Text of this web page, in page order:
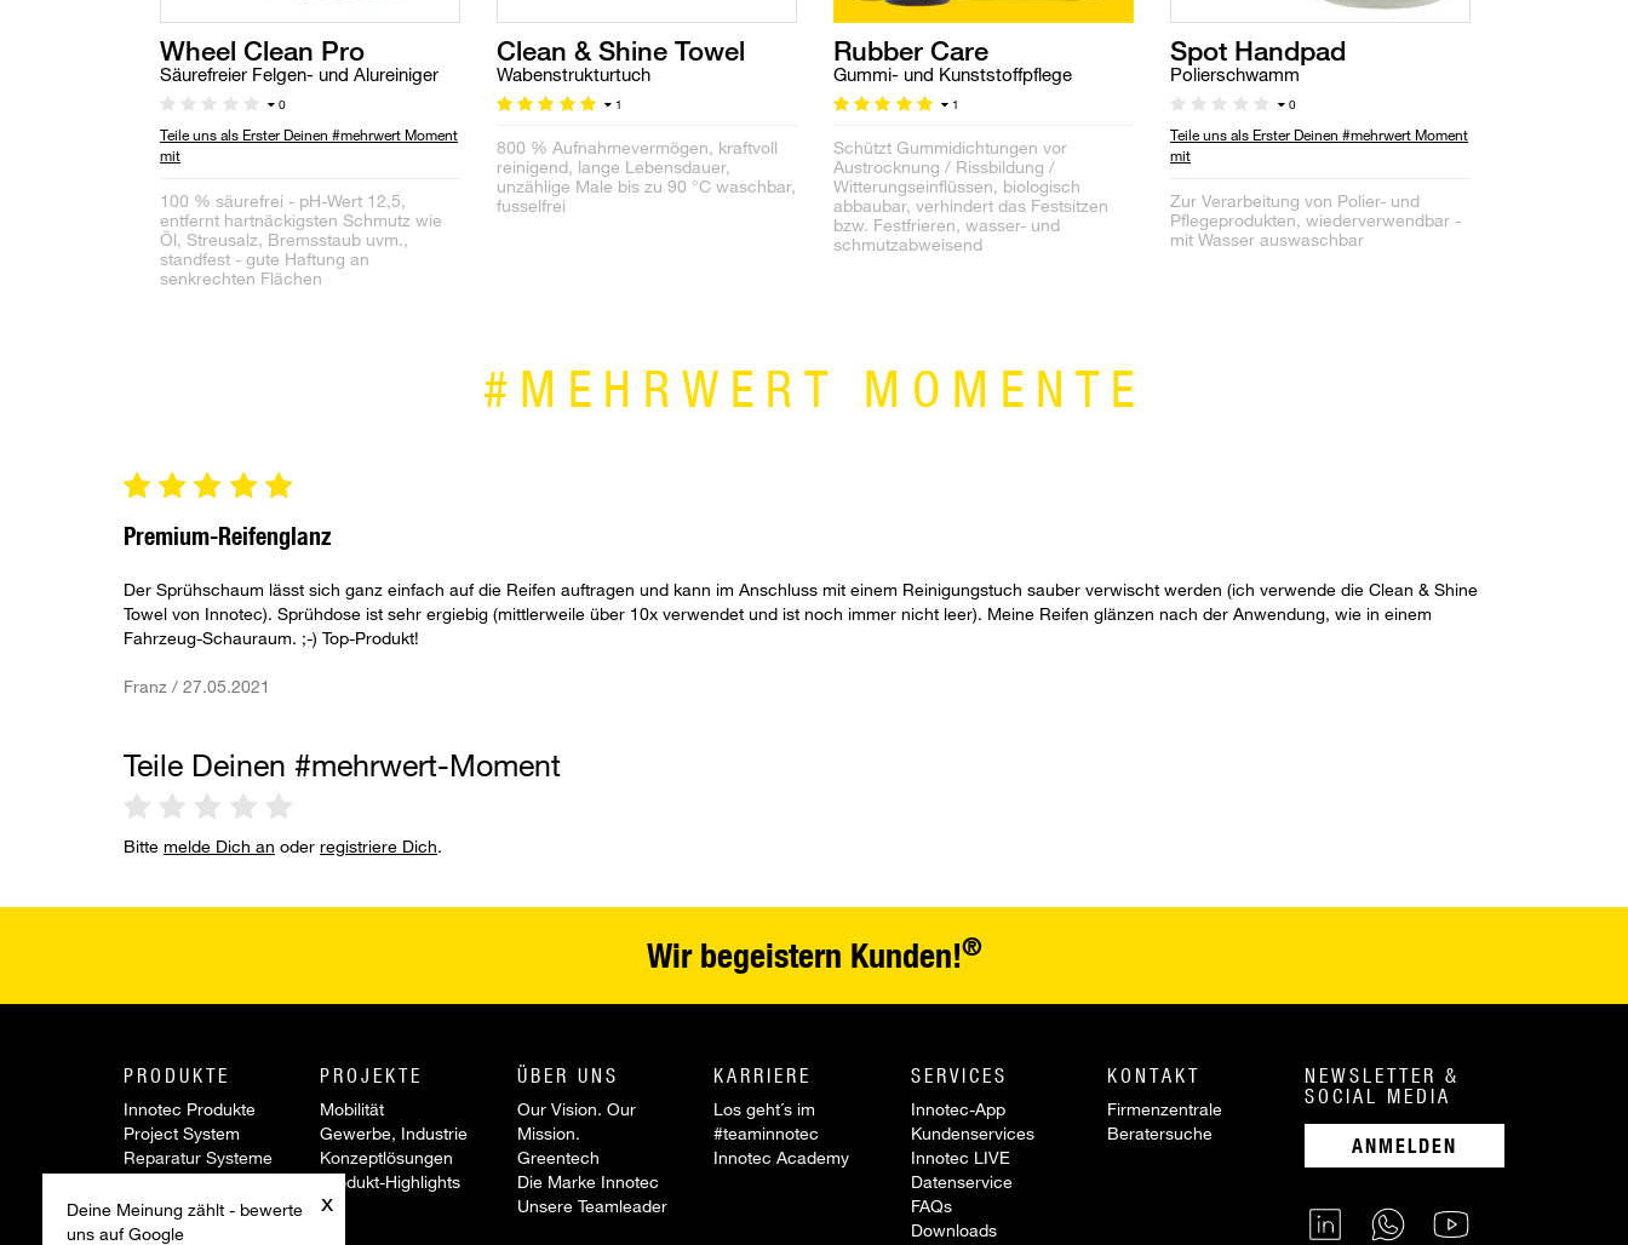
x
Deine Meinung zählt - bewerte
uns auf Google
Wheel Clean Pro
Säurefreier Felgen- und Alureiniger
0
Teile uns als Erster Deinen #mehrwert Moment
mit
100 % säurefrei - pH-Wert 12,5,
entfernt hartnäckigsten Schmutz wie
Öl, Streusalz, Bremsstaub uvm.,
standfest - gute Haftung an
senkrechten Flächen
Clean & Shine Towel
Wabenstrukturtuch
1
800 % Aufnahmevermögen, kraftvoll
reinigend, lange Lebensdauer,
unzählige Male bis zu 90 °C waschbar,
fusselfrei
Rubber Care
Gummi- und Kunststoffpflege
1
Schützt Gummidichtungen vor
Austrocknung / Rissbildung /
Witterungseinflüssen, biologisch
abbaubar, verhindert das Festsitzen
bzw. Festfrieren, wasser- und
schmutzabweisend
Spot Handpad
Polierschwamm
0
Teile uns als Erster Deinen #mehrwert Moment
mit
Zur Verarbeitung von Polier- und
Pflegeprodukten, wiederverwendbar -
mit Wasser auswaschbar
#MEHRWERT MOMENTE
Premium-Reifenglanz
Der Sprühschaum lässt sich ganz einfach auf die Reifen auftragen und kann im Anschluss mit einem Reinigungstuch sauber verwischt werden (ich verwende die Clean & Shine
Towel von Innotec). Sprühdose ist sehr ergiebig (mittlerweile über 10x verwendet und ist noch immer nicht leer). Meine Reifen glänzen nach der Anwendung, wie in einem
Fahrzeug-Schauraum. ;-) Top-Produkt!
Franz / 27.05.2021
Teile Deinen #mehrwert-Moment
Bitte melde Dich an oder registriere Dich.
Wir begeistern Kunden!®
PRODUKTE
Innotec Produkte
Project System
Reparatur Systeme
Zubehör
Sonderartikel
PROJEKTE
Mobilität
Gewerbe, Industrie
Konzeptlösungen
Produkt-Highlights
ÜBER UNS
Our Vision. Our
Mission.
Greentech
Die Marke Innotec
Unsere Teamleader
KARRIERE
Los geht´s im
#teaminnotec
Innotec Academy
SERVICES
Innotec-App
Kundenservices
Innotec LIVE
Datenservice
FAQs
Downloads
KONTAKT
Firmenzentrale
Beratersuche
NEWSLETTER &
SOCIAL MEDIA
ANMELDEN